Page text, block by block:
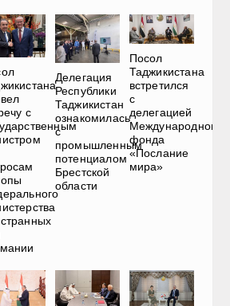
с
Делегация
Республики
Таджикистан
ознакомилась
с
промышленным
потенциалом
Брестской
области
Посол
Таджикистана
встретился
с
делегацией
Международного
фонда
«Послание
мира»